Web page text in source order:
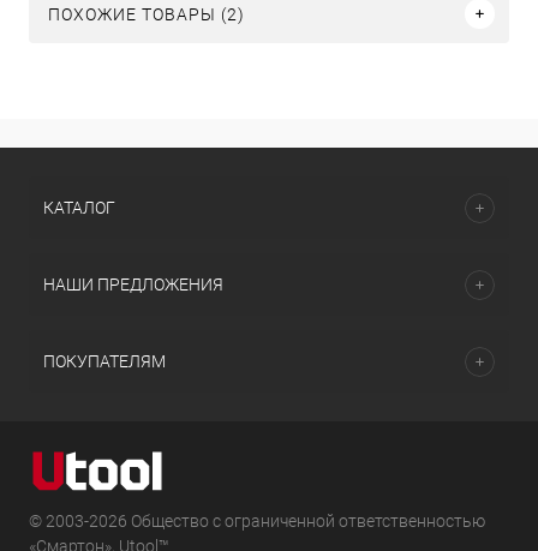
ПОХОЖИЕ ТОВАРЫ (2)
КАТАЛОГ
НАШИ ПРЕДЛОЖЕНИЯ
ПОКУПАТЕЛЯМ
© 2003-2026 Общество с ограниченной ответственностью
«Смартон», Utool™